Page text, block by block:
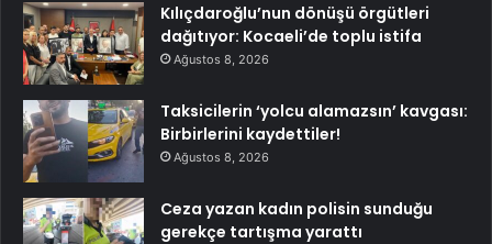
Kılıçdaroğlu’nun dönüşü örgütleri
dağıtıyor: Kocaeli’de toplu istifa
Ağustos 8, 2026
Taksicilerin ‘yolcu alamazsın’ kavgası:
Birbirlerini kaydettiler!
Ağustos 8, 2026
Ceza yazan kadın polisin sunduğu
gerekçe tartışma yarattı